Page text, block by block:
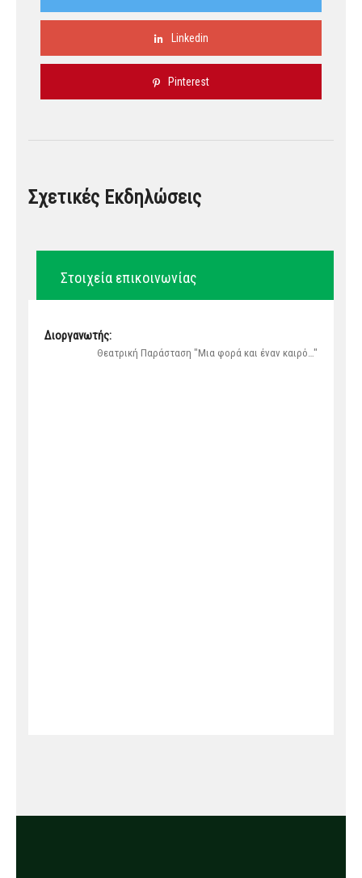
Linkedin
Pinterest
Σχετικές Εκδηλώσεις
Στοιχεία επικοινωνίας
Διοργανωτής:
Θεατρική Παράσταση "Μια φορά και έναν καιρό…"